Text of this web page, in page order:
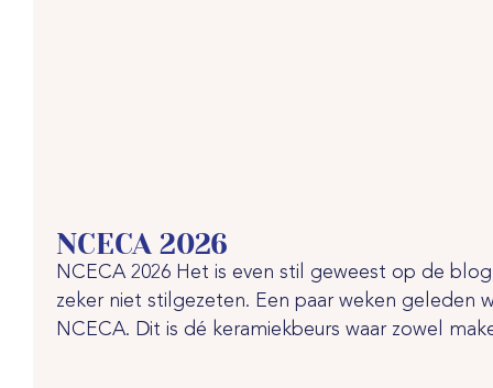
NCECA 2026
NCECA 2026 Het is even stil geweest op de
zeker niet stilgezeten. Een paar weken geleden
NCECA. Dit is dé keramiekbeurs waar zowel